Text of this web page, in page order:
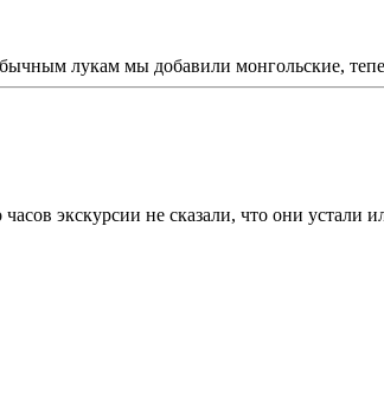
лукам мы добавили монгольские,
экскурсии не сказали, что они